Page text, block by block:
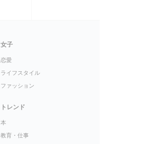
女子
恋愛
ライフスタイル
ファッション
トレンド
本
教育・仕事